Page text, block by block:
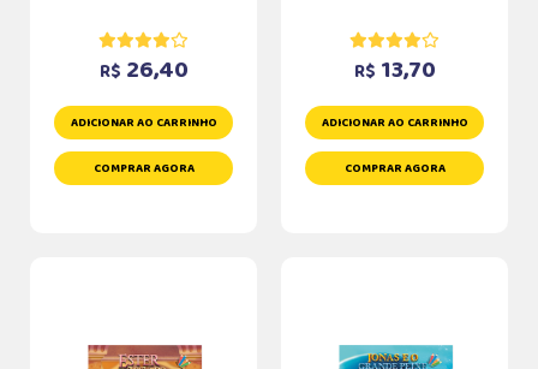
R$ 26,40
ADICIONAR AO CARRINHO
COMPRAR AGORA
R$ 13,70
ADICIONAR AO CARRINHO
COMPRAR AGORA